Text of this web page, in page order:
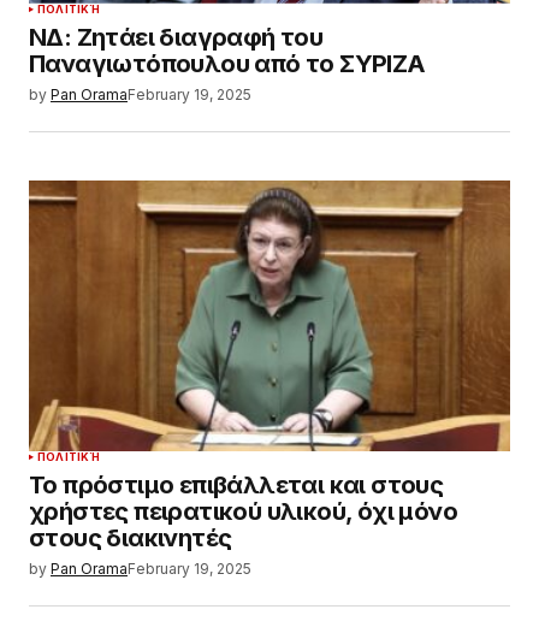
ΠΟΛΙΤΙΚΉ
ΝΔ: Ζητάει διαγραφή του
Παναγιωτόπουλου από το ΣΥΡΙΖΑ
by Pan OramaFebruary 19, 2025
ΠΟΛΙΤΙΚΉ
Το πρόστιμο επιβάλλεται και στους
χρήστες πειρατικού υλικού, όχι μόνο
στους διακινητές
by Pan OramaFebruary 19, 2025